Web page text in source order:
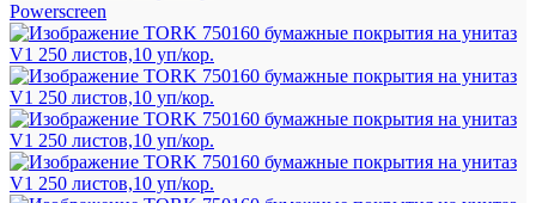
Powerscreen